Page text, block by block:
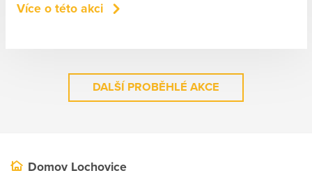
Více o této akci
DALŠÍ PROBĚHLÉ AKCE
Domov Lochovice